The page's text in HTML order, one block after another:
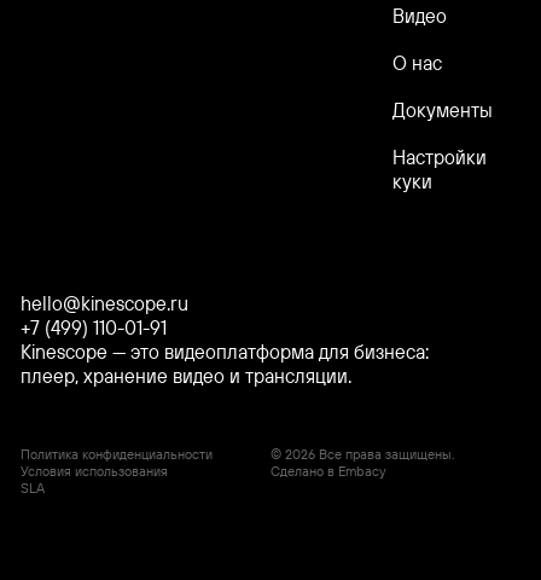
Видео
О нас
Документы
Настройки
куки
hello@kinescope.ru
+7 (499) 110-01-91
Kinescope — это видеоплатформа для бизнеса:
плеер, хранение видео и трансляции.
Политика конфиденциальности
Условия использования
SLA
© 2026 Все права защищены.
Сделано в Embacy